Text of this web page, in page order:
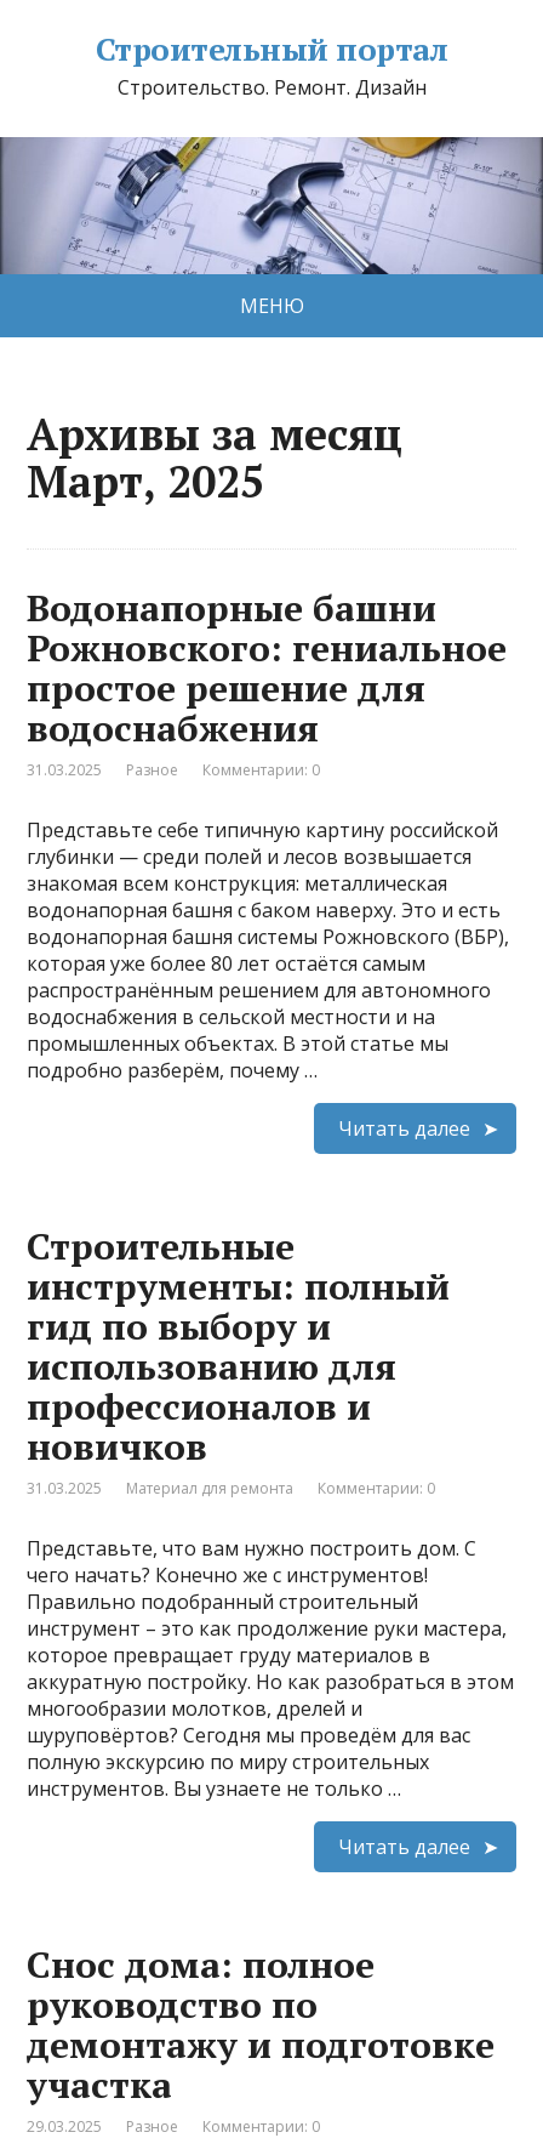
Строительный портал
Строительство. Ремонт. Дизайн
МЕНЮ
Архивы за месяц
Март, 2025
Водонапорные башни
Рожновского: гениальное
простое решение для
водоснабжения
31.03.2025 Разное Комментарии: 0
Представьте себе типичную картину российской
глубинки — среди полей и лесов возвышается
знакомая всем конструкция: металлическая
водонапорная башня с баком наверху. Это и есть
водонапорная башня системы Рожновского (ВБР),
которая уже более 80 лет остаётся самым
распространённым решением для автономного
водоснабжения в сельской местности и на
промышленных объектах. В этой статье мы
подробно разберём, почему …
Читать далее
Строительные
инструменты: полный
гид по выбору и
использованию для
профессионалов и
новичков
31.03.2025 Материал для ремонта Комментарии: 0
Представьте, что вам нужно построить дом. С
чего начать? Конечно же с инструментов!
Правильно подобранный строительный
инструмент – это как продолжение руки мастера,
которое превращает груду материалов в
аккуратную постройку. Но как разобраться в этом
многообразии молотков, дрелей и
шуруповёртов? Сегодня мы проведём для вас
полную экскурсию по миру строительных
инструментов. Вы узнаете не только …
Читать далее
Снос дома: полное
руководство по
демонтажу и подготовке
участка
29.03.2025 Разное Комментарии: 0